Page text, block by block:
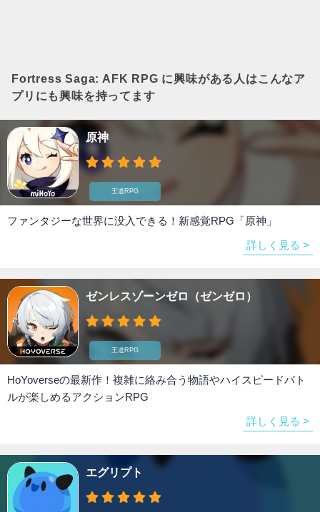
Fortress Saga: AFK RPG に興味がある人はこんなア
プリにも興味を持ってます
原神
王道RPG
ファンタジーな世界に没入できる！新感覚RPG「原神」
詳しく見る >
ゼンレスゾーンゼロ（ゼンゼロ）
王道RPG
HoYoverseの最新作！複雑に絡み合う物語やハイスピードバト
ルが楽しめるアクションRPG
詳しく見る >
エグリプト